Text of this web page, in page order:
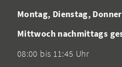
Montag, Dienstag,
Mittwoch nachmittags
08:00 bis 11:45 Uhr